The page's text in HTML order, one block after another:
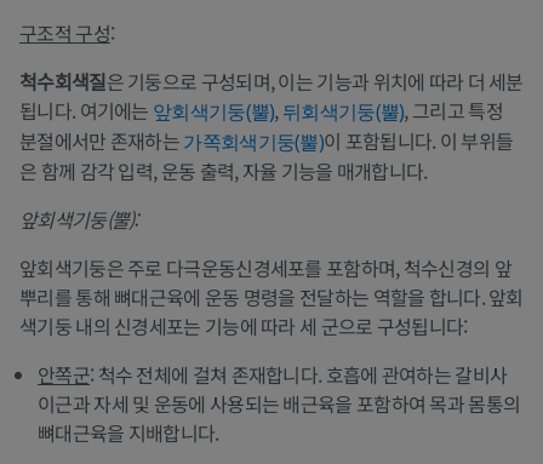
구조적 구성:
척수회색질은 기둥으로 구성되며, 이는 기능과 위치에 따라 더 세분
됩니다. 여기에는 앞회색기둥(뿔),뒤회색기둥(뿔), 그리고 특정
분절에서만 존재하는가쪽회색기둥(뿔)이 포함됩니다. 이 부위들
은 함께 감각 입력, 운동 출력, 자율 기능을 매개합니다.
앞회색기둥(뿔):
앞회색기둥은 주로 다극운동신경세포를 포함하며, 척수신경의 앞
뿌리를 통해 뼈대근육에 운동 명령을 전달하는 역할을 합니다. 앞회
색기둥 내의 신경세포는 기능에 따라 세 군으로 구성됩니다:
안쪽군: 척수 전체에 걸쳐 존재합니다. 호흡에 관여하는 갈비사
이근과 자세 및 운동에 사용되는 배근육을 포함하여 목과 몸통의
뼈대근육을 지배합니다.